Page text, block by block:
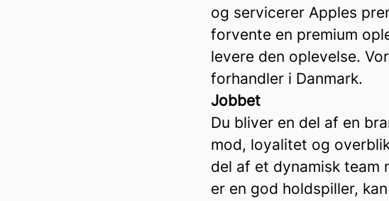
og servicerer Apples
forvente en premium
levere den oplevelse.
forhandler i Danmark.
Jobbet
Du bliver en del af en
mod, loyalitet og
del af et dynamisk team
er en god holdspiller,